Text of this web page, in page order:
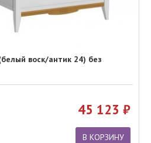
воск/антик 24) без
45 123
В КОРЗИНУ